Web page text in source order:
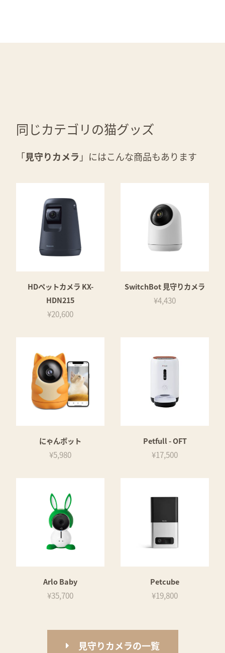
同じカテゴリの猫グッズ
「見守りカメラ 」にはこんな商品もあります
HDペットカメラ KX-
HDN215
¥20,600
SwitchBot 見守りカメラ
¥4,430
にゃんボット
¥5,980
Petfull - OFT
¥17,500
Arlo Baby
¥35,700
Petcube
¥19,800
見守りカメラの一覧